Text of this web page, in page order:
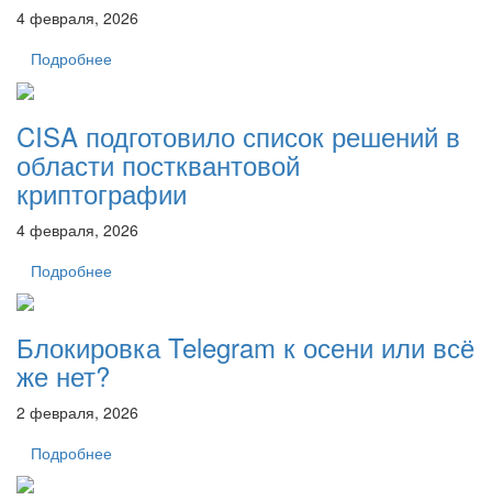
4 февраля, 2026
Подробнее
CISA подготовило список решений в
области постквантовой
криптографии
4 февраля, 2026
Подробнее
Блокировка Telegram к осени или всё
же нет?
2 февраля, 2026
Подробнее